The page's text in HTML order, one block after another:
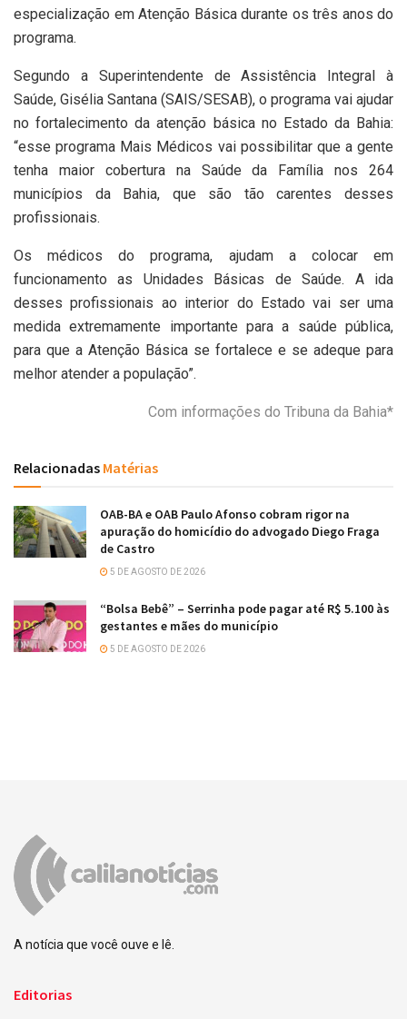
especialização em Atenção Básica durante os três anos do
programa.
Segundo a Superintendente de Assistência Integral à
Saúde, Gisélia Santana (SAIS/SESAB), o programa vai ajudar
no fortalecimento da atenção básica no Estado da Bahia:
“esse programa Mais Médicos vai possibilitar que a gente
tenha maior cobertura na Saúde da Família nos 264
municípios da Bahia, que são tão carentes desses
profissionais.
Os médicos do programa, ajudam a colocar em
funcionamento as Unidades Básicas de Saúde. A ida
desses profissionais ao interior do Estado vai ser uma
medida extremamente importante para a saúde pública,
para que a Atenção Básica se fortalece e se adeque para
melhor atender a população”.
Com informações do Tribuna da Bahia*
Relacionadas Matérias
OAB-BA e OAB Paulo Afonso cobram rigor na
apuração do homicídio do advogado Diego Fraga
de Castro
5 DE AGOSTO DE 2026
“Bolsa Bebê” – Serrinha pode pagar até R$ 5.100 às
gestantes e mães do município
5 DE AGOSTO DE 2026
A notícia que você ouve e lê.
Editorias